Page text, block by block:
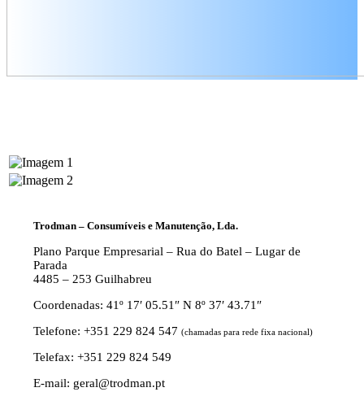
Trodman – Consumíveis e Manutenção, Lda.
Plano Parque Empresarial – Rua do Batel – Lugar de
Parada
4485 – 253 Guilhabreu
Coordenadas: 41º 17′ 05.51″ N 8º 37′ 43.71″
Telefone: +351 229 824 547(chamadas para rede fixa nacional)
Telefax: +351 229 824 549
E-mail: geral@trodman.pt